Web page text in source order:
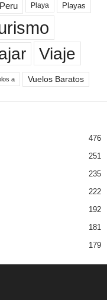
Peru Playa Playas
Viaje
a Vuelos Baratos
476
251
235
222
192
181
179